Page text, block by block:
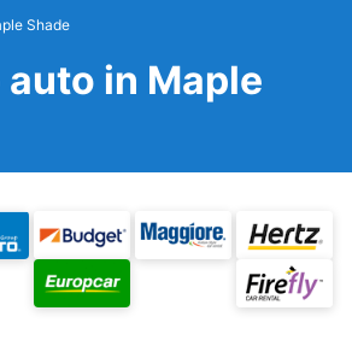
Shade
in Maple